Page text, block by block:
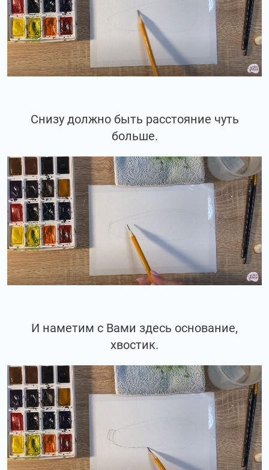
Снизу должно быть расстояние чуть
больше.
И наметим с Вами здесь основание,
хвостик.